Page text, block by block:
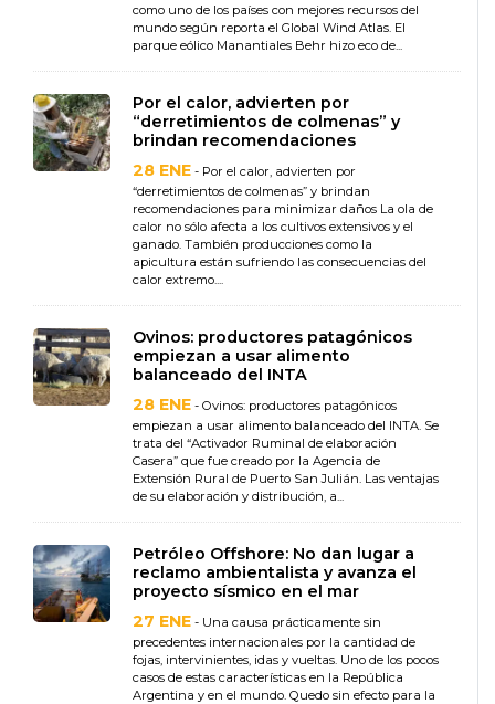
como uno de los países con mejores recursos del
mundo según reporta el Global Wind Atlas. El
parque eólico Manantiales Behr hizo eco de...
Por el calor, advierten por
“derretimientos de colmenas” y
brindan recomendaciones
28 ENE - Por el calor, advierten por
“derretimientos de colmenas” y brindan
recomendaciones para minimizar daños La ola de
calor no sólo afecta a los cultivos extensivos y el
ganado. También producciones como la
apicultura están sufriendo las consecuencias del
calor extremo....
Ovinos: productores patagónicos
empiezan a usar alimento
balanceado del INTA
28 ENE - Ovinos: productores patagónicos
empiezan a usar alimento balanceado del INTA. Se
trata del “Activador Ruminal de elaboración
Casera” que fue creado por la Agencia de
Extensión Rural de Puerto San Julián. Las ventajas
de su elaboración y distribución, a...
Petróleo Offshore: No dan lugar a
reclamo ambientalista y avanza el
proyecto sísmico en el mar
27 ENE - Una causa prácticamente sin
precedentes internacionales por la cantidad de
fojas, intervinientes, idas y vueltas. Uno de los pocos
casos de estas características en la República
Argentina y en el mundo. Quedo sin efecto para la